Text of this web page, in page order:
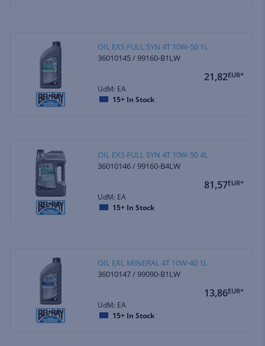
OIL EXS FULL SYN 4T 10W-50 1L
36010145 / 99160-B1LW
21,82EUR*
UdM: EA
15+ In Stock
OIL EXS FULL SYN 4T 10W-50 4L
36010146 / 99160-B4LW
81,57EUR*
UdM: EA
15+ In Stock
OIL EXL MINERAL 4T 10W-40 1L
36010147 / 99090-B1LW
13,86EUR*
UdM: EA
15+ In Stock